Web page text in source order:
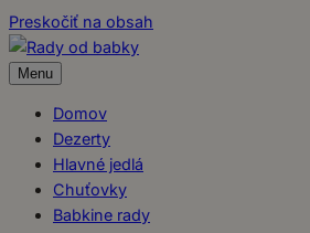
Preskočiť na obsah
Menu
Domov
Dezerty
Hlavné jedlá
Chuťovky
Babkine rady